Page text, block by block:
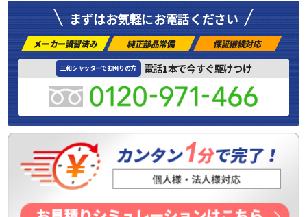
まずはお気軽にお電話ください
メーカー講習済み 純正部品常備 保証継続対応
三和シャッターでお困りの方 電話1本で今すぐ駆けつけ